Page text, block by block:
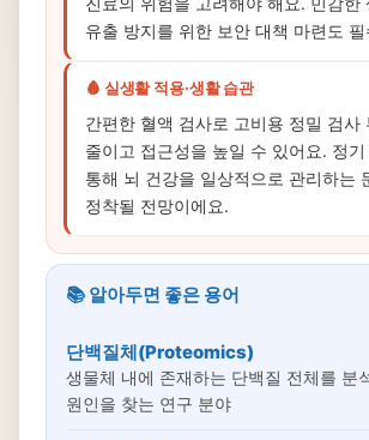
유출 방지를 위한 보안 대책 마련도
🩸 실생활 적용·생활 습관
간편한 혈액 검사로 고비용 정밀 검사
줄이고 접근성을 높일 수 있어요. 정기
통해 뇌 건강을 일상적으로 관리하는
정착될 전망이에요.
📚 알아두면 좋은 용어
단백질체(Proteomics)
생물체 내에 존재하는 단백질 전체를 분
원인을 찾는 연구 분야